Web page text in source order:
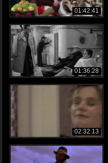
01:42:41
01:36:28
02:32:13